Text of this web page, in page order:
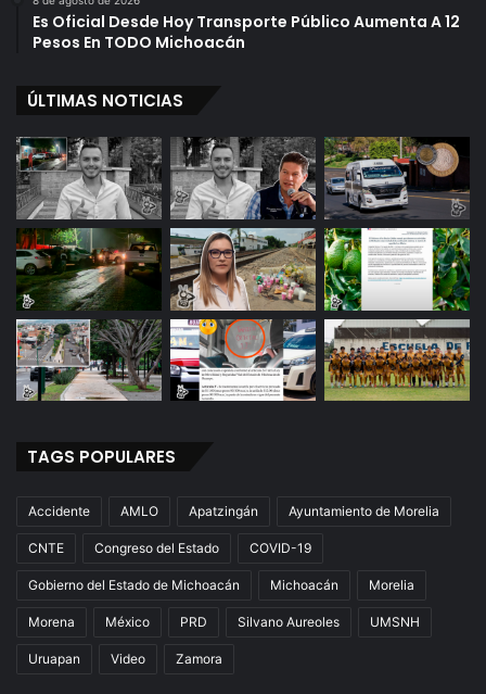
Es Oficial Desde Hoy Transporte Público Aumenta A 12
Pesos En TODO Michoacán
ÚLTIMAS NOTICIAS
TAGS POPULARES
Accidente AMLO Apatzingán Ayuntamiento de Morelia
CNTE Congreso del Estado COVID-19
Gobierno del Estado de Michoacán Michoacán Morelia
Morena México PRD Silvano Aureoles UMSNH
Uruapan Video Zamora